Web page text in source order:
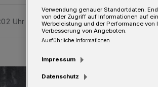
Uhr Eine Minute Lesezeit
Verwendung genauer Standortdaten.
von oder Zugriff auf Informationen auf
Werbeleistung und der Performance
Verbesserung von Angeboten.
Ausführliche Informationen
Impressum
Datenschutz